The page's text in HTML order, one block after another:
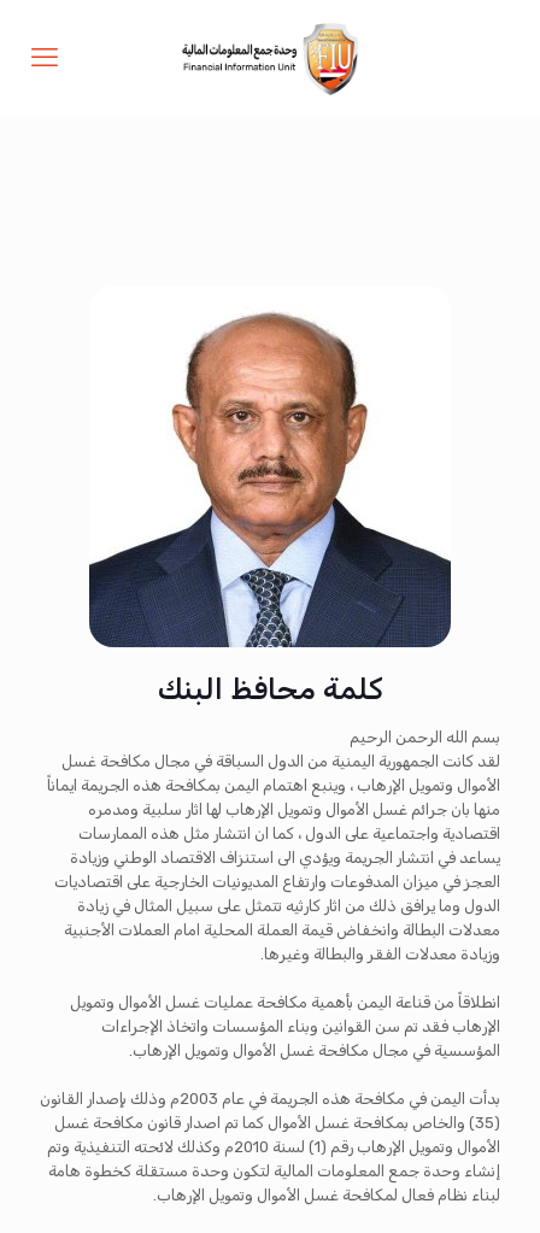
كلمة محافظ البنك
بسم الله الرحمن الرحيم
لقد كانت الجمهورية اليمنية من الدول السباقة في مجال مكافحة غسل
الأموال وتمويل الإرهاب ، وينبع اهتمام اليمن بمكافحة هذه الجريمة ايماناً
منها بان جرائم غسل الأموال وتمويل الإرهاب لها اثار سلبية ومدمره
اقتصادية واجتماعية على الدول ، كما ان انتشار مثل هذه الممارسات
يساعد في انتشار الجريمة ويؤدي الى استنزاف الاقتصاد الوطني وزيادة
العجز في ميزان المدفوعات وارتفاع المديونيات الخارجية على اقتصاديات
الدول وما يرافق ذلك من اثار كارثيه تتمثل على سبيل المثال في زيادة
معدلات البطالة وانخفاض قيمة العملة المحلية امام العملات الأجنبية
وزيادة معدلات الفقر والبطالة وغيرها.
انطلاقاً من قناعة اليمن بأهمية مكافحة عمليات غسل الأموال وتمويل
الإرهاب فقد تم سن القوانين وبناء المؤسسات واتخاذ الإجراءات
المؤسسية في مجال مكافحة غسل الأموال وتمويل الإرهاب.
بدأت اليمن في مكافحة هذه الجريمة في عام 2003م وذلك بإصدار القانون
(35) والخاص بمكافحة غسل الأموال كما تم اصدار قانون مكافحة غسل
الأموال وتمويل الإرهاب رقم (1) لسنة 2010م وكذلك لائحته التنفيذية وتم
إنشاء وحدة جمع المعلومات المالية لتكون وحدة مستقلة كخطوة هامة
لبناء نظام فعال لمكافحة غسل الأموال وتمويل الإرهاب.